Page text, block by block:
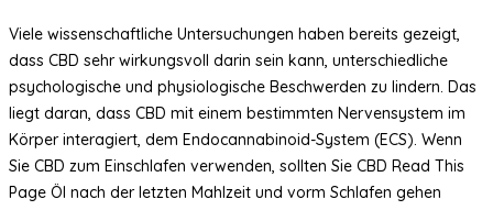
Viele wissenschaftliche Untersuchungen haben bereits gezeigt,
dass CBD sehr wirkungsvoll darin sein kann, unterschiedliche
psychologische und physiologische Beschwerden zu lindern. Das
liegt daran, dass CBD mit einem bestimmten Nervensystem im
Körper interagiert, dem Endocannabinoid-System (ECS). Wenn
Sie CBD zum Einschlafen verwenden, sollten Sie CBD Read This
Page Öl nach der letzten Mahlzeit und vorm Schlafen gehen